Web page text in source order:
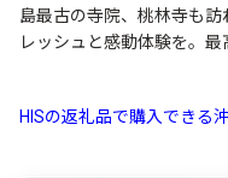
島最古の寺院、桃林寺も
レッシュと感動体験を。最
HISの返礼品で購入できる